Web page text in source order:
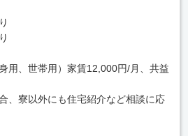
用、世帯用）家賃12,000円/月、共益
、寮以外にも住宅紹介など相談に応